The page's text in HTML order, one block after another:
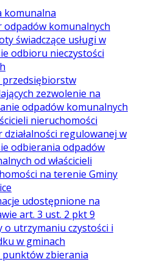
komunalna
odpadów komunalnych
świadczące usługi w
odbioru nieczystości
przedsiębiorstw
zezwolenie na
odpadów komunalnych
nieruchomości
działalności regulowanej w
odbierania odpadów
od właścicieli
na terenie Gminy
udostępnione na
art. 3 ust. 2 pkt 9
o utrzymaniu czystości i
w gminach
punktów zbierania